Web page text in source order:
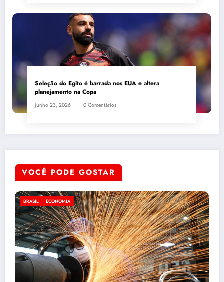
Seleção do Egito é barrada nos EUA e altera
planejamento na Copa
junho 23, 2026 0 Comentários
VOCÊ PODE GOSTAR
AMAZONAS DESTAQUE